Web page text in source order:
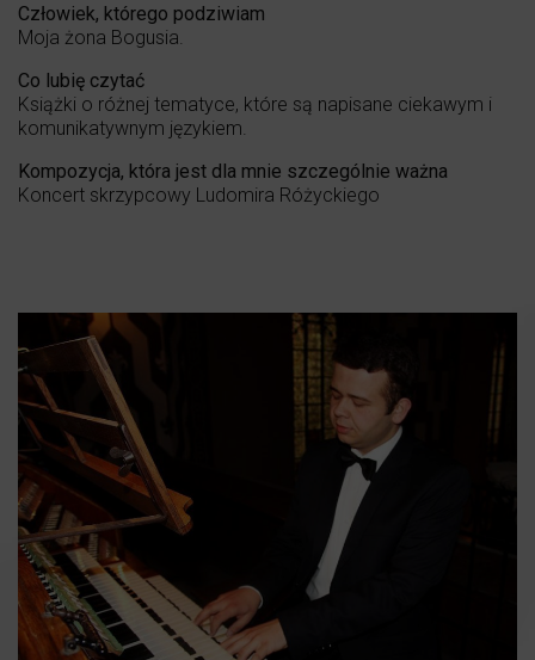
Człowiek, którego podziwiam
Moja żona Bogusia.
Co lubię czytać
Książki o różnej tematyce, które są napisane ciekawym i
komunikatywnym językiem.
Kompozycja, która jest dla mnie szczególnie ważna
Koncert skrzypcowy Ludomira Różyckiego